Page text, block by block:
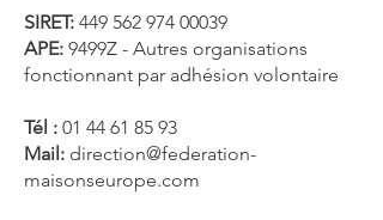
SIRET: 449 562 974 00039
APE: 9499Z - Autres organisations
fonctionnant par adhésion volontaire
Tél : 01 44 61 85 93
Mail: direction@federation-
maisonseurope.com